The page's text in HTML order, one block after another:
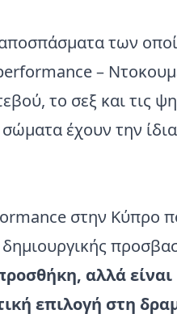
των
–
το σεξ και τις
έχουν την
στην Κύπρο
αλλά είναι
επιλογή στη